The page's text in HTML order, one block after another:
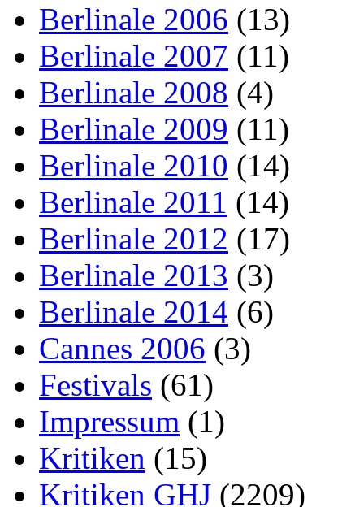
Berlinale 2006 (13)
Berlinale 2007 (11)
Berlinale 2008 (4)
Berlinale 2009 (11)
Berlinale 2010 (14)
Berlinale 2011 (14)
Berlinale 2012 (17)
Berlinale 2013 (3)
Berlinale 2014 (6)
Cannes 2006 (3)
Festivals (61)
Impressum (1)
Kritiken (15)
Kritiken GHJ (2209)